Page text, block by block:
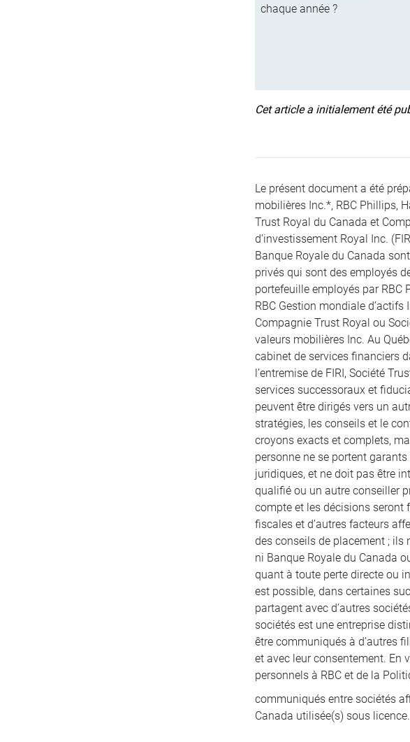
chaque année ?
Cet article a initialement été
Le présent document a été
mobilières Inc.*, RBC Phillips,
Trust Royal du Canada et
d’investissement Royal Inc.
Banque Royale du Canada
privés qui sont des employés
portefeuille employés par RBC
RBC Gestion mondiale
Compagnie Trust Royal ou
valeurs mobilières Inc. Au
cabinet de services financiers
l’entremise de FIRI, Société
services successoraux et
peuvent être dirigés vers un
stratégies, les conseils et le
croyons exacts et complets,
personne ne se portent
juridiques, et ne doit pas être
qualifié ou un autre conseiller
compte et les décisions seront
fiscales et d’autres facteurs
des conseils de placement ; ils
ni Banque Royale du Canada
quant à toute perte directe ou
est possible, dans certaines
partagent avec d’autres
sociétés est une entreprise
être communiqués à d’autres
et avec leur consentement. En
personnels à RBC et de la
communiqués entre sociétés
Canada utilisée(s) sous